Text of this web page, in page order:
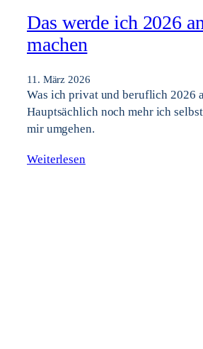
Das werde ich 2026
machen
11. März 2026
Was ich privat und beruflich 2026
Hauptsächlich noch mehr ich
mir umgehen.
Weiterlesen